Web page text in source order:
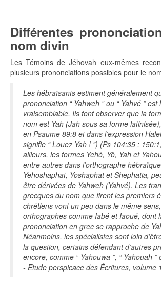
Différentes
nom divin
Les Témoins de Jéhovah eux-mêmes
plusieurs prononciations possibles pour le
Les hébraïsants estiment généralement
prononciation “ Yahweh ” ou “ Yahvé ” est
vraisemblable. Ils font observer que la
nom est Yah (Jah sous sa forme
en Psaume 89:8 et dans l’expression
signifie “ Louez Yah ! ”) (Ps 104:35 ;
ailleurs, les formes Yehô, Yô, Yah et
entre autres dans l’orthographe
Yehoshaphat, Yoshaphat et Shephatia,
être dérivées de Yahweh (Yahvé). Les
grecques du nom que firent les premiers
chrétiens vont un peu dans le même
orthographes comme Iabé et Iaoué, dont
prononciation en grec se rapproche de
Néanmoins, les spécialistes sont loin
la question, certains défendant d’autres
encore, comme “ Yahouwa ”, “ Yahouah ”
- Etude perspicace des Écritures, volume